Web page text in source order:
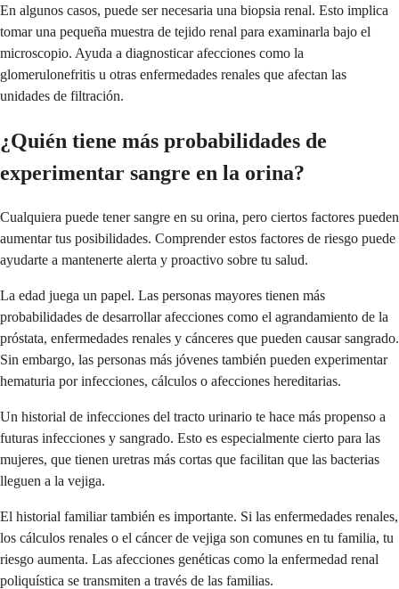
En algunos casos, puede ser necesaria una biopsia renal. Esto implica
tomar una pequeña muestra de tejido renal para examinarla bajo el
microscopio. Ayuda a diagnosticar afecciones como la
glomerulonefritis u otras enfermedades renales que afectan las
unidades de filtración.
¿Quién tiene más probabilidades de
experimentar sangre en la orina?
Cualquiera puede tener sangre en su orina, pero ciertos factores pueden
aumentar tus posibilidades. Comprender estos factores de riesgo puede
ayudarte a mantenerte alerta y proactivo sobre tu salud.
La edad juega un papel. Las personas mayores tienen más
probabilidades de desarrollar afecciones como el agrandamiento de la
próstata, enfermedades renales y cánceres que pueden causar sangrado.
Sin embargo, las personas más jóvenes también pueden experimentar
hematuria por infecciones, cálculos o afecciones hereditarias.
Un historial de infecciones del tracto urinario te hace más propenso a
futuras infecciones y sangrado. Esto es especialmente cierto para las
mujeres, que tienen uretras más cortas que facilitan que las bacterias
lleguen a la vejiga.
El historial familiar también es importante. Si las enfermedades renales,
los cálculos renales o el cáncer de vejiga son comunes en tu familia, tu
riesgo aumenta. Las afecciones genéticas como la enfermedad renal
poliquística se transmiten a través de las familias.